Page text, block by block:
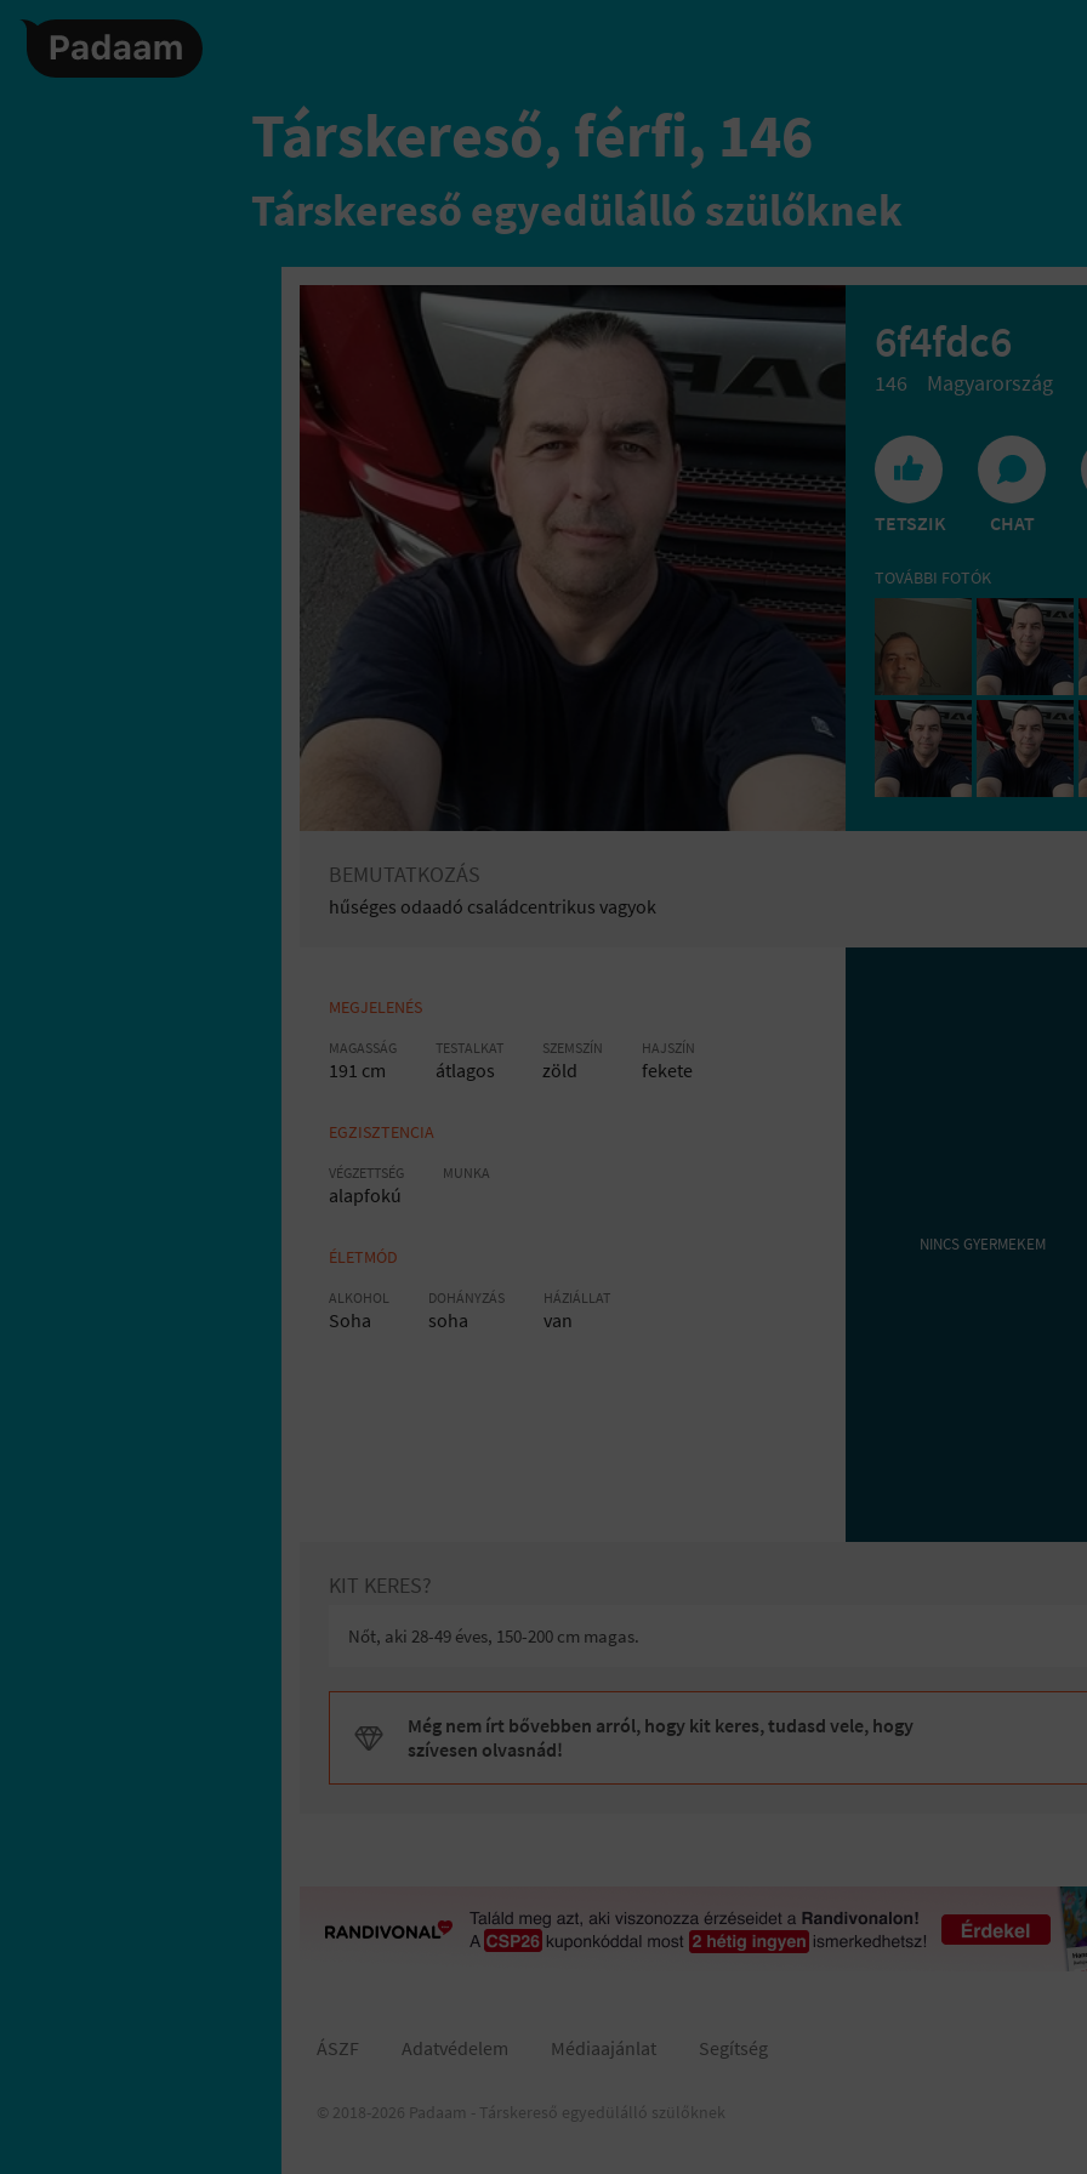
Társkereső, férfi, 146
Társkereső egyedülálló szülőknek
6f4fdc6
146 Magyarország
TETSZIK CHAT
TOVÁBBI FOTÓK
BEMUTATKOZÁS
hűséges odaadó családcentrikus vagyok
MEGJELENÉS
MAGASSÁG
191 cm
TESTALKAT
átlagos
SZEMSZÍN
zöld
HAJSZÍN
fekete
EGZISZTENCIA
VÉGZETTSÉG
alapfokú
MUNKA
ÉLETMÓD
ALKOHOL
Soha
DOHÁNYZÁS
soha
HÁZIÁLLAT
van
NINCS GYERMEKEM
KIT KERES?
Nőt, aki 28-49 éves, 150-200 cm magas.
Még nem írt bővebben arról, hogy kit keres, tudasd vele, hogy
szívesen olvasnád!
ÁSZF Adatvédelem Médiaajánlat Segítség
© 2018-2026 Padaam - Társkereső egyedülálló szülőknek